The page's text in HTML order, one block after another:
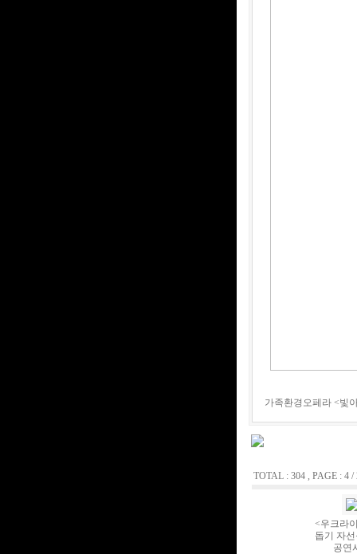
가족환경오페라 <빛
TOTAL : 304 , PAGE : 4 /
<우크라
돕기 자
공연